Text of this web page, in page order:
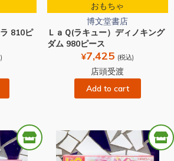
810ピ
おもちゃ
博文堂書店
ＬａＱ(ラキュー）ディノキング
ダム 980ピース
¥7,425 (税込)
店頭受渡
Add to cart